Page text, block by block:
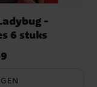
-
6 stuks